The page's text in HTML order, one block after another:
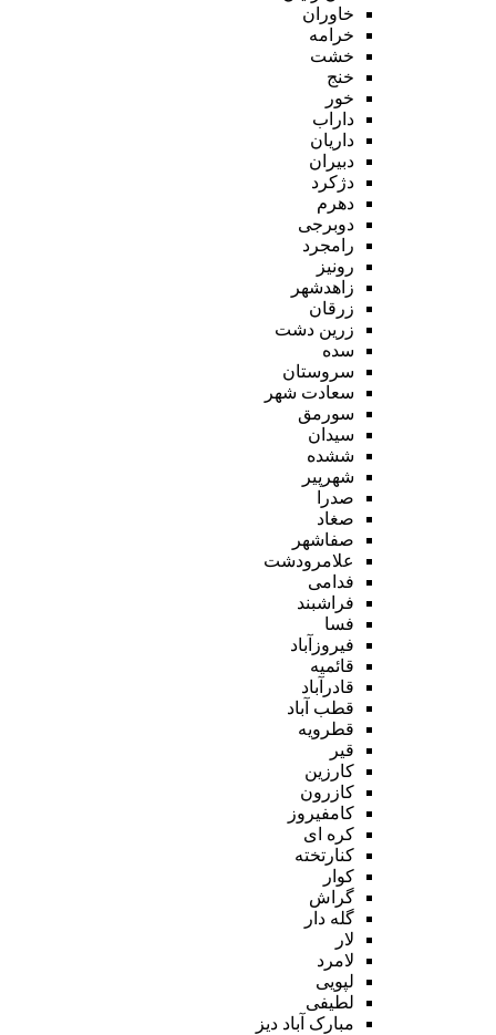
خاوران
خرامه
خشت
خنج
خور
داراب
داریان
دبیران
دژکرد
دهرم
دوبرجی
رامجرد
رونیز
زاهدشهر
زرقان
زرین دشت
سده
سروستان
سعادت شهر
سورمق
سیدان
ششده
شهرپیر
صدرا
صغاد
صفاشهر
علامرودشت
فدامی
فراشبند
فسا
فیروزآباد
قائمیه
قادرآباد
قطب آباد
قطرویه
قیر
کارزین
کازرون
کامفیروز
کره ای
کنارتخته
کوار
گراش
گله دار
لار
لامرد
لپویی
لطیفی
مبارک آباد دیز